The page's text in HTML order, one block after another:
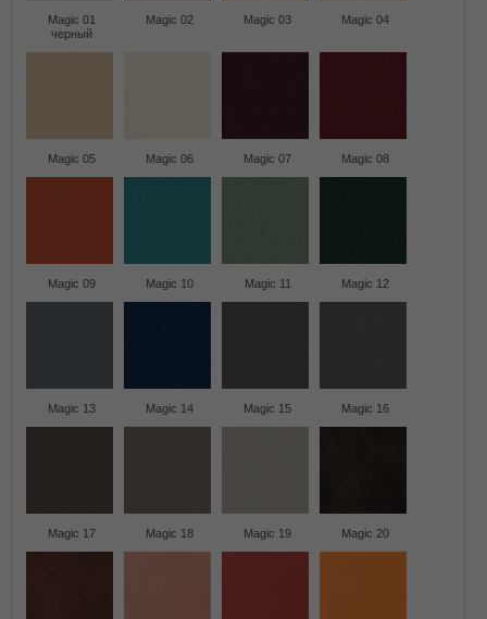
Magic 01
черный
Magic 02 Magic 03 Magic 04
Magic 05 Magic 06 Magic 07 Magic 08
Magic 09 Magic 10 Magic 11 Magic 12
Magic 13 Magic 14 Magic 15 Magic 16
Magic 17 Magic 18 Magic 19 Magic 20